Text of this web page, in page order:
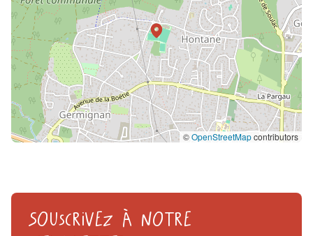
©OpenStreetMapcontributors
Souscrivez à notre